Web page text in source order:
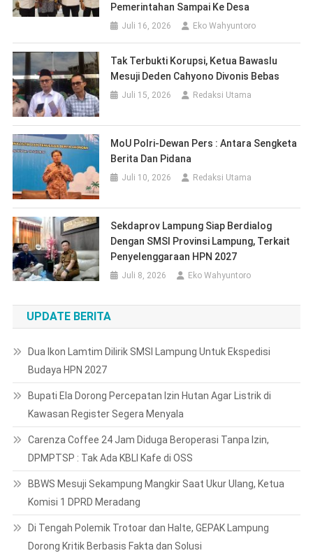
Pemerintahan Sampai Ke Desa
Juli 16, 2026 Eko Wahyuntoro
Tak Terbukti Korupsi, Ketua Bawaslu
Mesuji Deden Cahyono Divonis Bebas
Juli 15, 2026 Redaksi Utama
MoU Polri-Dewan Pers : Antara Sengketa
Berita Dan Pidana
Juli 10, 2026 Redaksi Utama
Sekdaprov Lampung Siap Berdialog
Dengan SMSI Provinsi Lampung, Terkait
Penyelenggaraan HPN 2027
Juli 8, 2026 Eko Wahyuntoro
UPDATE BERITA
Dua Ikon Lamtim Dilirik SMSI Lampung Untuk Ekspedisi
Budaya HPN 2027
Bupati Ela Dorong Percepatan Izin Hutan Agar Listrik di
Kawasan Register Segera Menyala
Carenza Coffee 24 Jam Diduga Beroperasi Tanpa Izin,
DPMPTSP : Tak Ada KBLI Kafe di OSS
BBWS Mesuji Sekampung Mangkir Saat Ukur Ulang, Ketua
Komisi 1 DPRD Meradang
Di Tengah Polemik Trotoar dan Halte, GEPAK Lampung
Dorong Kritik Berbasis Fakta dan Solusi